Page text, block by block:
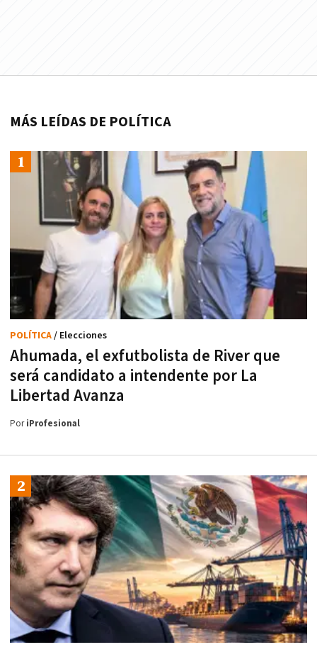
MÁS LEÍDAS DE POLÍTICA
Ahumada, el exfutbolista de River que
será candidato a intendente por La
Libertad Avanza
POLÍTICA/ Elecciones
PoriProfesional